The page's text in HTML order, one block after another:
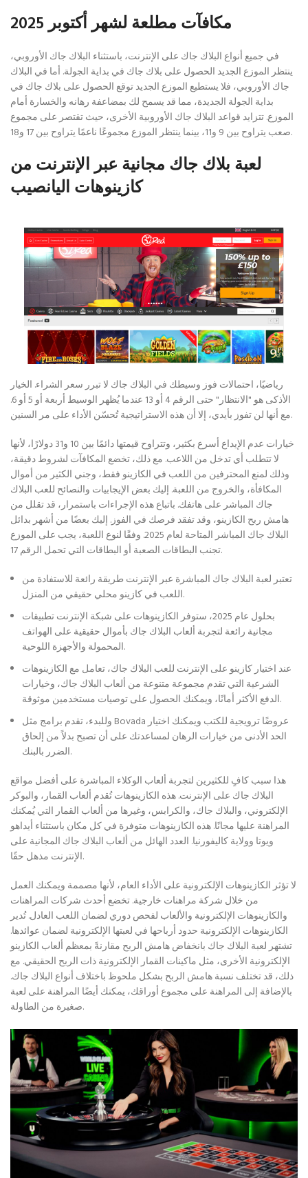
مكافآت مطلعة لشهر أكتوبر 2025
في جميع أنواع البلاك جاك على الإنترنت، باستثناء البلاك جاك الأوروبي،
ينتظر الموزع الجديد الحصول على بلاك جاك في بداية الجولة. أما في البلاك
جاك الأوروبي، فلا يستطيع الموزع الجديد توقع الحصول على بلاك جاك في
بداية الجولة الجديدة، مما قد يسمح لك بمضاعفة رهانه والخسارة أمام
الموزع. تتزايد قواعد البلاك جاك الأوروبية الأخرى، حيث تقتصر على مجموع
صعب يتراوح بين 9 و11، بينما ينتظر الموزع مجموعًا ناعمًا يتراوح بين 17 و18.
لعبة بلاك جاك مجانية عبر الإنترنت من
كازينوهات اليانصيب
رياضيًا، احتمالات فوز وسيطك في البلاك جاك لا تبرر سعر الشراء. الخيار
الأذكى هو "الانتظار" حتى الرقم 4 أو 13 عندما يُظهر الوسيط أربعة أو 5 أو 6.
مع أنها لن تفوز بأيدي، إلا أن هذه الاستراتيجية تُحسّن الأداء على مر السنين.
خيارات عدم الإيداع أسرع بكثير، وتتراوح قيمتها دائمًا بين 10 و31 دولارًا، لأنها
لا تتطلب أي تدخل من اللاعب. مع ذلك، تخضع المكافآت لشروط دقيقة،
وذلك لمنع المحترفين من اللعب في الكازينو فقط، وجني الكثير من أموال
المكافأة، والخروج من اللعبة. إليك بعض الإيجابيات والنصائح للعب البلاك
جاك المباشر على هاتفك. باتباع هذه الإجراءات باستمرار، قد تقلل من
هامش ربح الكازينو، وقد تفقد فرصك في الفوز. إليك بعضًا من أشهر بدائل
البلاك جاك المباشر المتاحة لعام 2025. وفقًا لنوع اللعبة، يجب على الموزع
تجنب البطاقات الصعبة أو البطاقات التي تحمل الرقم 17.
تعتبر لعبة البلاك جاك المباشرة عبر الإنترنت طريقة رائعة للاستفادة من
اللعب في كازينو محلي حقيقي من المنزل.
بحلول عام 2025، ستوفر الكازينوهات على شبكة الإنترنت تطبيقات
مجانية رائعة لتجربة ألعاب البلاك جاك بأموال حقيقية على الهواتف
المحمولة والأجهزة اللوحية.
عند اختيار كازينو على الإنترنت للعب البلاك جاك، تعامل مع الكازينوهات
الشرعية التي تقدم مجموعة متنوعة من ألعاب البلاك جاك، وخيارات
الدفع الأكثر أمانًا، ويمكنك الحصول على توصيات مستخدمين موثوقة.
وللبدء، تقدم برامج مثل Bovada عروضًا ترويجية للكتب ويمكنك اختيار
الحد الأدنى من خيارات الرهان لمساعدتك على أن تصبح بدلاً من إلحاق
الضرر بالبنك.
هذا سبب كافٍ للكثيرين لتجربة ألعاب الوكلاء المباشرة على أفضل مواقع
البلاك جاك على الإنترنت. هذه الكازينوهات تُقدم ألعاب القمار، والبوكر
الإلكتروني، والبلاك جاك، والكرابس، وغيرها من ألعاب القمار التي يُمكنك
المراهنة عليها مجانًا. هذه الكازينوهات متوفرة في كل مكان باستثناء أيداهو
ويوتا وولاية كاليفورنيا. العدد الهائل من ألعاب البلاك جاك المجانية على
الإنترنت مذهل حقًا.
لا تؤثر الكازينوهات الإلكترونية على الأداء العام، لأنها مصممة ويمكنك العمل
من خلال شركة مراهنات خارجية. تخضع أحدث شركات المراهنات
والكازينوهات الإلكترونية والألعاب لفحص دوري لضمان اللعب العادل. تُدير
الكازينوهات الإلكترونية حدود أرباحها في لعبتها الإلكترونية لضمان عوائدها.
تشتهر لعبة البلاك جاك بانخفاض هامش الربح مقارنةً بمعظم ألعاب الكازينو
الإلكترونية الأخرى، مثل ماكينات القمار الإلكترونية ذات الربح الحقيقي. مع
ذلك، قد تختلف نسبة هامش الربح بشكل ملحوظ باختلاف أنواع البلاك جاك.
بالإضافة إلى المراهنة على مجموع أوراقك، يمكنك أيضًا المراهنة على لعبة
صغيرة من الطاولة.